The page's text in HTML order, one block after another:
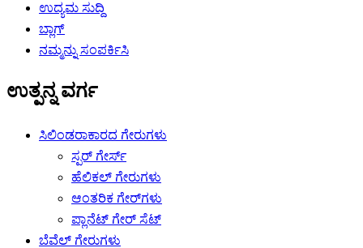
ಉದ್ಯಮ ಸುದ್ದಿ
ಬ್ಲಾಗ್
ನಮ್ಮನ್ನು ಸಂಪರ್ಕಿಸಿ
ಉತ್ಪನ್ನ ವರ್ಗ
ಸಿಲಿಂಡರಾಕಾರದ ಗೇರುಗಳು
ಸ್ಪರ್ ಗೇರ್ಸ್
ಹೆಲಿಕಲ್ ಗೇರುಗಳು
ಆಂತರಿಕ ಗೇರ್‌ಗಳು
ಪ್ಲಾನೆಟ್ ಗೇರ್ ಸೆಟ್
ಬೆವೆಲ್ ಗೇರುಗಳು